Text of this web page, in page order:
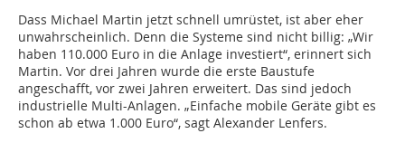
Dass Michael Martin jetzt schnell umrüstet, ist aber eher
unwahrscheinlich. Denn die Systeme sind nicht billig: „Wir
haben 110.000 Euro in die Anlage investiert“, erinnert sich
Martin. Vor drei Jahren wurde die erste Baustufe
angeschafft, vor zwei Jahren erweitert. Das sind jedoch
industrielle Multi-Anlagen. „Einfache mobile Geräte gibt es
schon ab etwa 1.000 Euro“, sagt Alexander Lenfers.